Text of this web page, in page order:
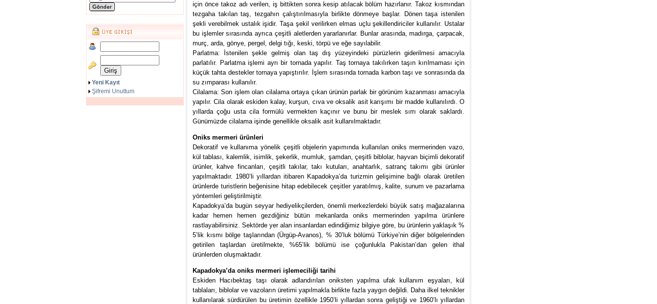
Yeni Kayıt
Şifremi Unuttum
için önce takoz adı verilen, iş bittikten sonra kesip atılacak bölüm hazırlanır. Takoz kısmından
tezgaha takılan taş, tezgahın çalıştırılmasıyla birlikte dönmeye başlar. Dönen taşa istenilen
şekli verebilmek ustalık işidir. Taşa şekil verilirken elmas uçlu şekillendiriciler kullanılır. Ustalar
bu işlemler sırasında ayrıca çeşitli aletlerden yararlanırlar. Bunlar arasında, madırga, çarpacak,
murç, arda, gönye, pergel, delgi tığı, keski, törpü ve eğe sayılabilir.
Parlatma: İstenilen şekle gelmiş olan taş dış yüzeyindeki pürüzlerin giderilmesi amacıyla
parlatılır. Parlatma işlemi ayrı bir tornada yapılır. Taş tornaya takılırken taşın kırılmaması için
küçük tahta destekler tornaya yapıştırılır. İşlem sırasında tornada karbon taşı ve sonrasında da
su zımparası kullanılır.
Cilalama: Son işlem olan cilalama ortaya çıkan ürünün parlak bir görünüm kazanması amacıyla
yapılır. Cila olarak eskiden kalay, kurşun, cıva ve oksalik asit karışımı bir madde kullanılırdı. O
yıllarda çoğu usta cila formülü vermekten kaçınır ve bunu bir meslek sırrı olarak saklardı.
Günümüzde cilalama işinde genellikle oksalik asit kullanılmaktadır.
Oniks mermeri ürünleri
Dekoratif ve kullanıma yönelik çeşitli objelerin yapımında kullanılan oniks mermerinden vazo,
kül tablası, kalemlik, isimlik, şekerlik, mumluk, şamdan, çeşitli biblolar, hayvan biçimli dekoratif
ürünler, kahve fincanları, çeşitli takılar, takı kutuları, anahtarlık, satranç takımı gibi ürünler
yapılmaktadır. 1980’li yıllardan itibaren Kapadokya’da turizmin gelişimine bağlı olarak üretilen
ürünlerde turistlerin beğenisine hitap edebilecek çeşitler yaratılmış, kalite, sunum ve pazarlama
yöntemleri geliştirilmiştir.
Kapadokya’da bugün seyyar hediyelikçilerden, önemli merkezlerdeki büyük satış mağazalarına
kadar hemen hemen gezdiğiniz bütün mekanlarda oniks mermerinden yapılma ürünlere
rastlayabilirsiniz. Sektörde yer alan insanlardan edindiğimiz bilgiye göre, bu ürünlerin yaklaşık %
5’lik kısmı bölge taşlarından (Ürgüp-Avanos), % 30’luk bölümü Türkiye’nin diğer bölgelerinden
getirilen taşlardan üretilmekte, %65’lik bölümü ise çoğunlukla Pakistan’dan gelen ithal
ürünlerden oluşmaktadır.
Kapadokya’da oniks mermeri işlemeciliği tarihi
Eskiden Hacıbektaş taşı olarak adlandırılan oniksten yapılma ufak kullanım eşyaları, kül
tablaları, biblolar ve vazoların üretimi yapılmakla birlikte fazla yaygın değildi. Daha ilkel teknikler
kullanılarak sürdürülen bu üretimin özellikle 1950’li yıllardan sonra geliştiği ve 1960’lı yıllardan